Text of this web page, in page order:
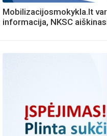
Mobilizacijosmokykla.lt
informacija, NKSC